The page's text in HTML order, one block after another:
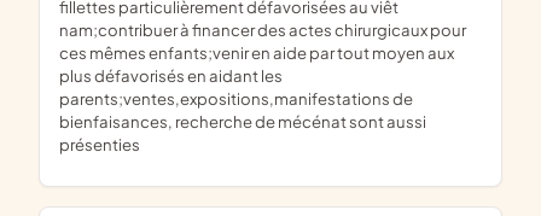
fillettes particulièrement défavorisées au viêt
nam;contribuer à financer des actes chirurgicaux pour
ces mêmes enfants;venir en aide par tout moyen aux
plus défavorisés en aidant les
parents;ventes,expositions,manifestations de
bienfaisances, recherche de mécénat sont aussi
présenties